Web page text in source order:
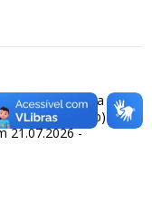
Vila Velha -
tamanho 379kb)
21.07.2026 -